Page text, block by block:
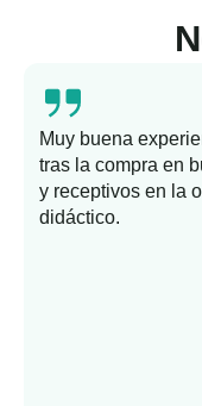
Muy buena
tras la compra en
y receptivos en la
didáctico.